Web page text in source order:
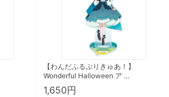
【わんだふるぷりきゅあ！】
Wonderful Halloween ア …
1,650円